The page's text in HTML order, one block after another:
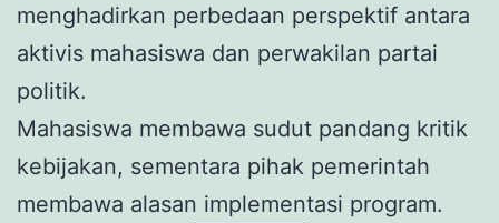
menghadirkan perbedaan perspektif antara
aktivis mahasiswa dan perwakilan partai
politik.
Mahasiswa membawa sudut pandang kritik
kebijakan, sementara pihak pemerintah
membawa alasan implementasi program.